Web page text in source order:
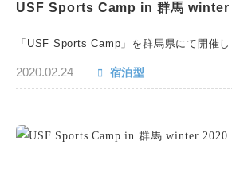
USF Sports Camp in 群馬 winter
「USF Sports Camp」を群馬県にて開催し
2020.02.24 宿泊型